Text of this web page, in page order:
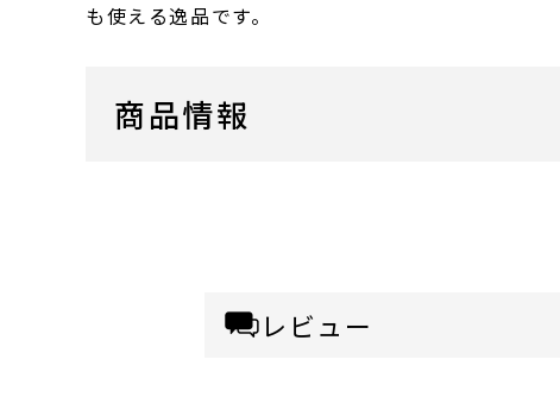
も使える逸品です。
商品情報
レビュー